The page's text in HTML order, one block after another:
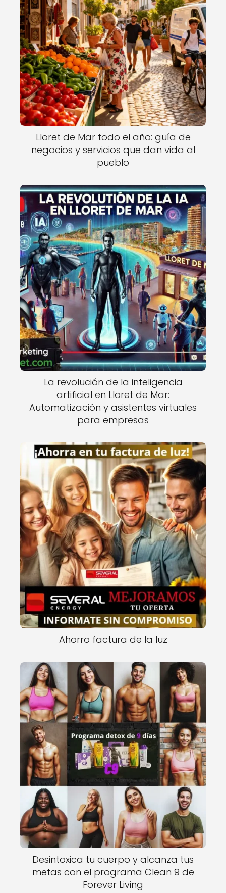
Lloret de Mar todo el año: guía de
negocios y servicios que dan vida al
pueblo
La revolución de la inteligencia
artificial en Lloret de Mar:
Automatización y asistentes virtuales
para empresas
Ahorro factura de la luz
Desintoxica tu cuerpo y alcanza tus
metas con el programa Clean 9 de
Forever Living